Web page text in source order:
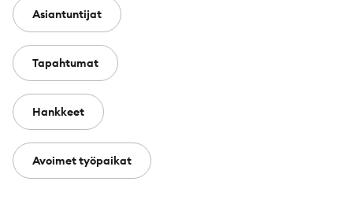
Asiantuntijat
Tapahtumat
Hankkeet
Avoimet työpaikat